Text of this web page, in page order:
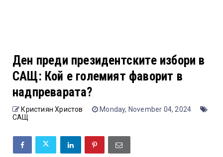
Ден преди президентските избори в
САЩ: Кой е големият фаворит в
надпреварата?
Кристиян Христов
Monday, November 04, 2024
САЩ